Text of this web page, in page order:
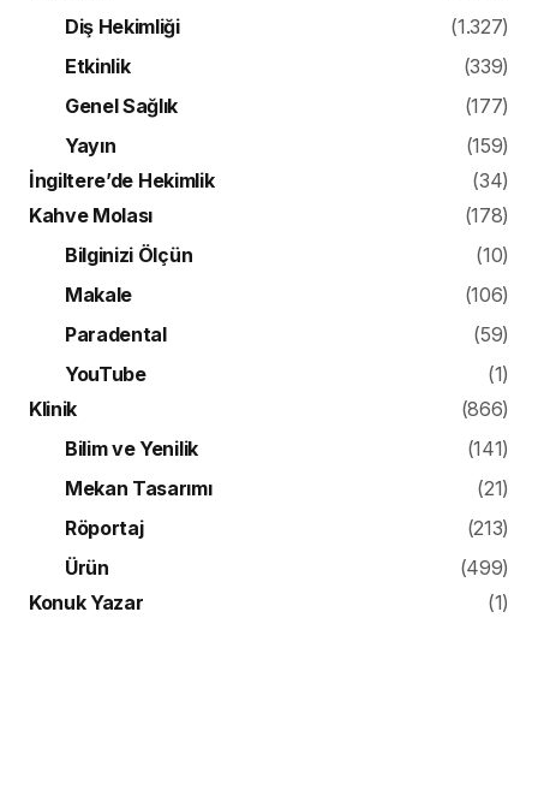
Diş Hekimliği
(1.327)
Etkinlik
(339)
Genel Sağlık
(177)
Yayın
(159)
İngiltere’de Hekimlik
(34)
Kahve Molası
(178)
Bilginizi Ölçün
(10)
Makale
(106)
Paradental
(59)
YouTube
(1)
Klinik
(866)
Bilim ve Yenilik
(141)
Mekan Tasarımı
(21)
Röportaj
(213)
Ürün
(499)
Konuk Yazar
(1)